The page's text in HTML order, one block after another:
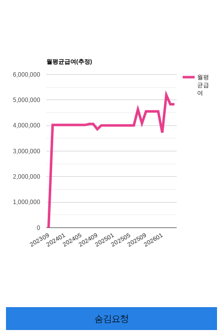
월평균급여(추정)
월평
균급
여
202309202401202405202409202501202505202509202601
0
1,000,000
2,000,000
3,000,000
4,000,000
5,000,000
6,000,000
숨김요청